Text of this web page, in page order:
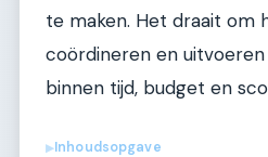
te maken. Het draait om
coördineren en
binnen tijd, budget en
▶Inhoudsopgave